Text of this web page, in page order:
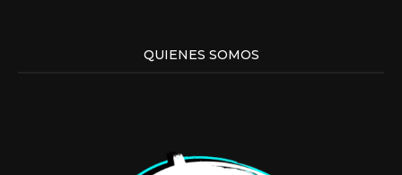
QUIENES SOMOS